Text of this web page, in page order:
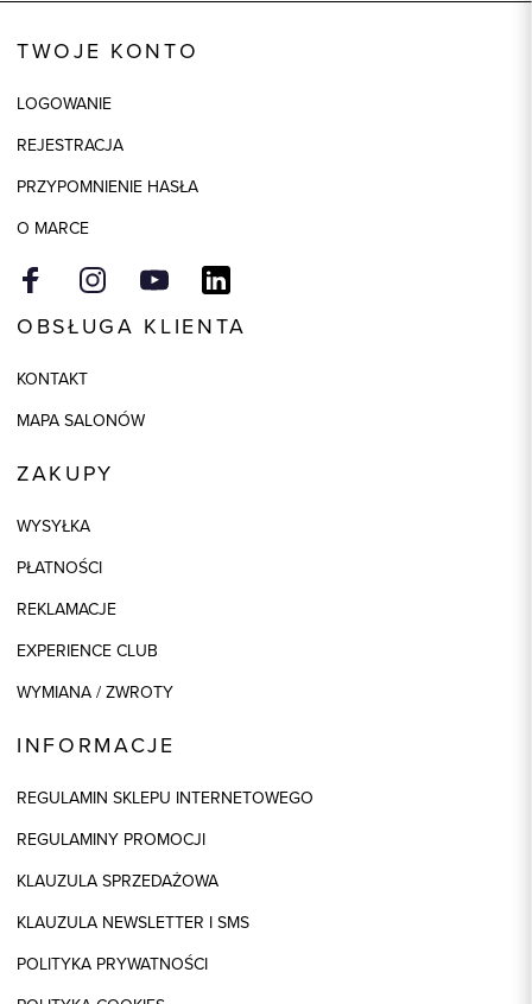
Model
TWOJE KONTO
LOGOWANIE
REJESTRACJA
PRZYPOMNIENIE HASŁA
O MARCE
OBSŁUGA KLIENTA
KONTAKT
MAPA SALONÓW
ZAKUPY
WYSYŁKA
PŁATNOŚCI
REKLAMACJE
EXPERIENCE CLUB
WYMIANA / ZWROTY
INFORMACJE
REGULAMIN SKLEPU INTERNETOWEGO
REGULAMINY PROMOCJI
KLAUZULA SPRZEDAŻOWA
KLAUZULA NEWSLETTER I SMS
POLITYKA PRYWATNOŚCI